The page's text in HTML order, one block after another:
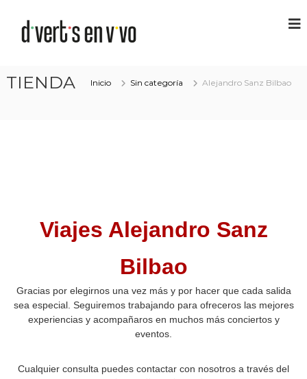
TIENDA Inicio Sin categoría Alejandro Sanz Bilbao
Viajes Alejandro Sanz
Bilbao
Gracias por elegirnos una vez más y por hacer que cada salida
sea especial. Seguiremos trabajando para ofreceros las mejores
experiencias y acompañaros en muchos más conciertos y
eventos.
Cualquier consulta puedes contactar con nosotros a través del